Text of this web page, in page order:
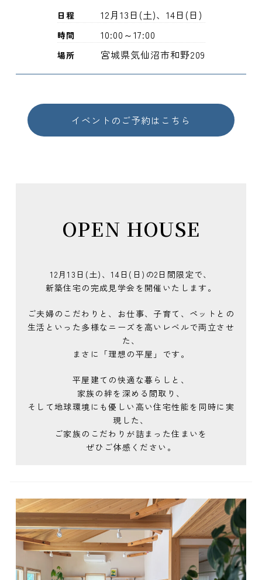
日程 12月13日(土)、14日(日)
時間 10:00～17:00
場所 宮城県気仙沼市和野209
イベントのご予約はこちら
OPEN HOUSE
12月13日(土)、14日(日)の2日間限定で、
新築住宅の完成見学会を開催いたします。
ご夫婦のこだわりと、お仕事、子育て、ペットとの
生活といった多様なニーズを高いレベルで両立させ
た、
まさに「理想の平屋」です。
平屋建ての快適な暮らしと、
家族の絆を深める間取り、
そして地球環境にも優しい高い住宅性能を同時に実
現した、
ご家族のこだわりが詰まった住まいを
ぜひご体感ください。